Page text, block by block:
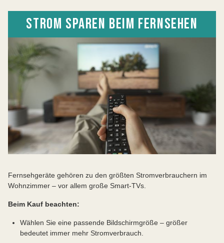
STROM SPAREN BEIM FERNSEHEN
Fernsehgeräte gehören zu den größten Stromverbrauchern im
Wohnzimmer – vor allem große Smart-TVs.
Beim Kauf beachten:
Wählen Sie eine passende Bildschirmgröße – größer
bedeutet immer mehr Stromverbrauch.